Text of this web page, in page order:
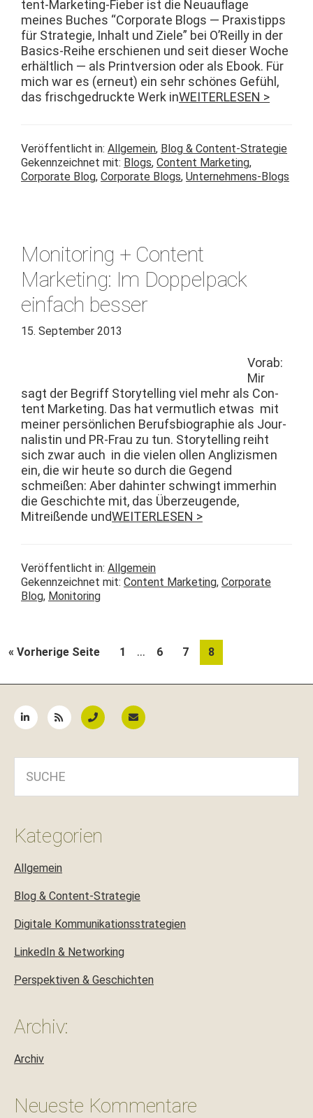
tent-Mar­ket­ing-Fieber ist die Neuau­flage
meines Buch­es “Cor­po­rate Blogs — Prax­is­tipps
für Strate­gie, Inhalt und Ziele” bei O’Reil­ly in der
Basics-Rei­he erschienen und seit dieser Woche
erhältlich — als Print­ver­sion oder als Ebook. Für
mich war es (erneut) ein sehr schönes Gefühl,
das frischge­druck­te Werk inWEITERLESEN >
Veröffentlicht in: Allgemein, Blog & Content-Strategie
Gekennzeichnet mit: Blogs, Content Marketing,
Corporate Blog, Corporate Blogs, Unternehmens-Blogs
Monitoring + Content
Marketing: Im Doppelpack
einfach besser
15. September 2013
Vor­ab:
Mir
sagt der Begriff Sto­ry­telling viel mehr als Con­
tent Mar­ket­ing. Das hat ver­mut­lich etwas mit
mein­er per­sön­lichen Berufs­bi­ogra­phie als Jour­
nal­istin und PR-Frau zu tun. Sto­ry­telling rei­ht
sich zwar auch in die vie­len ollen Anglizis­men
ein, die wir heute so durch die Gegend
schmeißen: Aber dahin­ter schwingt immer­hin
die Geschichte mit, das Überzeu­gende,
Mitreißende undWEITERLESEN >
Veröffentlicht in: Allgemein
Gekennzeichnet mit: Content Marketing, Corporate
Blog, Monitoring
« Vorherige Seiteaufrufen
Seite
1
Weggelassene
Zwischenseiten
… Seite
6 Seite
7 Seite
8
Kategorien
Allgemein
Blog & Content-Strategie
Digitale Kommunikationsstrategien
LinkedIn & Networking
Perspektiven & Geschichten
Archiv:
Archiv
Neueste Kommentare